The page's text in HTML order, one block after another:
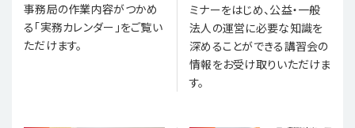
事務局の作業内容がつかめ
る「実務カレンダー」をご覧い
ただけます。
ミナーをはじめ、公益・一般
法人の運営に必要な知識を
深めることができる講習会の
情報をお受け取りいただけま
す。